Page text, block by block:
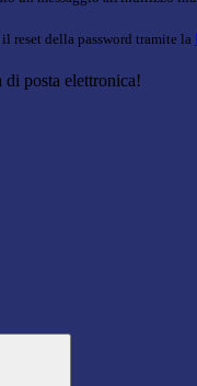
reset della password tramite la
posta elettronica!